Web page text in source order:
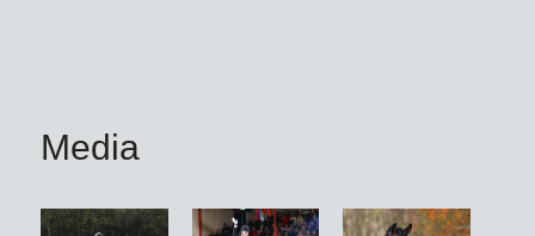
en de Zweedse winnaar van het
Knockando VH.
Media